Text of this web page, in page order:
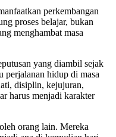
perkembangan
proses belajar, bukan
menghambat masa
yang diambil sejak
perjalanan hidup di masa
disiplin, kejujuran,
harus menjadi karakter
orang lain. Mereka